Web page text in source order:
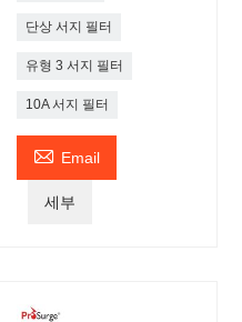
단상 서지 필터
유형 3 서지 필터
10A 서지 필터
 Email
세부